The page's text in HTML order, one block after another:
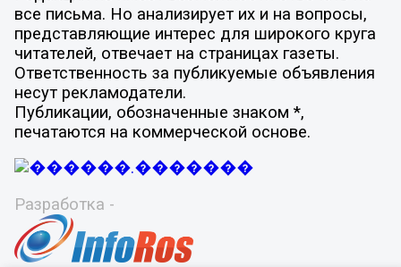
все письма. Но анализирует их и на вопросы,
представляющие интерес для широкого круга
читателей, отвечает на страницах газеты.
Ответственность за публикуемые объявления
несут рекламодатели.
Публикации, обозначенные знаком *,
печатаются на коммерческой основе.
Разработка -